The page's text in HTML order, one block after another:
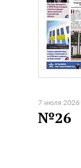
7 июля 2026
№26